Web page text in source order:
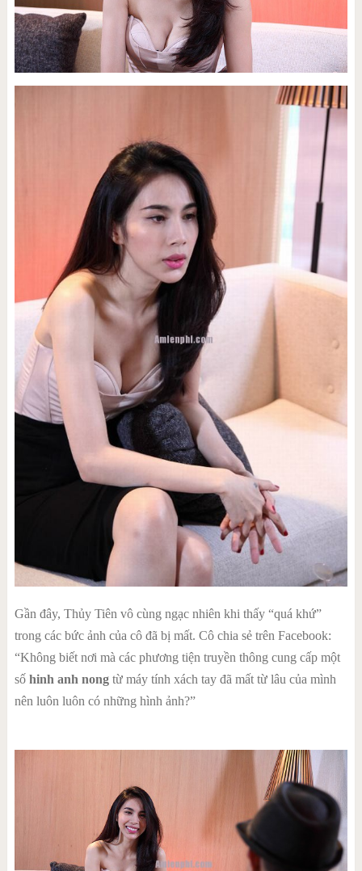
Gần đây, Thủy Tiên vô cùng ngạc nhiên khi thấy “quá khứ”
trong các bức ảnh của cô đã bị mất. Cô chia sẻ trên Facebook:
“Không biết nơi mà các phương tiện truyền thông cung cấp một
số hinh anh nong từ máy tính xách tay đã mất từ lâu của mình
nên luôn luôn có những hình ảnh?”